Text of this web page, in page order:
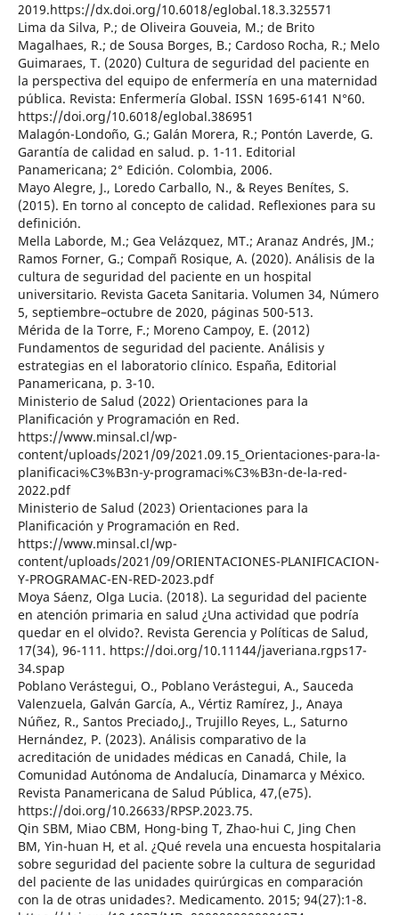
2019.https://dx.doi.org/10.6018/eglobal.18.3.325571
Lima da Silva, P.; de Oliveira Gouveia, M.; de Brito
Magalhaes, R.; de Sousa Borges, B.; Cardoso Rocha, R.; Melo
Guimaraes, T. (2020) Cultura de seguridad del paciente en
la perspectiva del equipo de enfermería en una maternidad
pública. Revista: Enfermería Global. ISSN 1695-6141 N°60.
https://doi.org/10.6018/eglobal.386951
Malagón-Londoño, G.; Galán Morera, R.; Pontón Laverde, G.
Garantía de calidad en salud. p. 1-11. Editorial
Panamericana; 2° Edición. Colombia, 2006.
Mayo Alegre, J., Loredo Carballo, N., & Reyes Benítes, S.
(2015). En torno al concepto de calidad. Reflexiones para su
definición.
Mella Laborde, M.; Gea Velázquez, MT.; Aranaz Andrés, JM.;
Ramos Forner, G.; Compañ Rosique, A. (2020). Análisis de la
cultura de seguridad del paciente en un hospital
universitario. Revista Gaceta Sanitaria. Volumen 34, Número
5, septiembre–octubre de 2020, páginas 500-513.
Mérida de la Torre, F.; Moreno Campoy, E. (2012)
Fundamentos de seguridad del paciente. Análisis y
estrategias en el laboratorio clínico. España, Editorial
Panamericana, p. 3-10.
Ministerio de Salud (2022) Orientaciones para la
Planificación y Programación en Red.
https://www.minsal.cl/wp-
content/uploads/2021/09/2021.09.15_Orientaciones-para-la-
planificaci%C3%B3n-y-programaci%C3%B3n-de-la-red-
2022.pdf
Ministerio de Salud (2023) Orientaciones para la
Planificación y Programación en Red.
https://www.minsal.cl/wp-
content/uploads/2021/09/ORIENTACIONES-PLANIFICACION-
Y-PROGRAMAC-EN-RED-2023.pdf
Moya Sáenz, Olga Lucia. (2018). La seguridad del paciente
en atención primaria en salud ¿Una actividad que podría
quedar en el olvido?. Revista Gerencia y Políticas de Salud,
17(34), 96-111. https://doi.org/10.11144/javeriana.rgps17-
34.spap
Poblano Verástegui, O., Poblano Verástegui, A., Sauceda
Valenzuela, Galván García, A., Vértiz Ramírez, J., Anaya
Núñez, R., Santos Preciado,J., Trujillo Reyes, L., Saturno
Hernández, P. (2023). Análisis comparativo de la
acreditación de unidades médicas en Canadá, Chile, la
Comunidad Autónoma de Andalucía, Dinamarca y México.
Revista Panamericana de Salud Pública, 47,(e75).
https://doi.org/10.26633/RPSP.2023.75.
Qin SBM, Miao CBM, Hong-bing T, Zhao-hui C, Jing Chen
BM, Yin-huan H, et al. ¿Qué revela una encuesta hospitalaria
sobre seguridad del paciente sobre la cultura de seguridad
del paciente de las unidades quirúrgicas en comparación
con la de otras unidades?. Medicamento. 2015; 94(27):1-8.